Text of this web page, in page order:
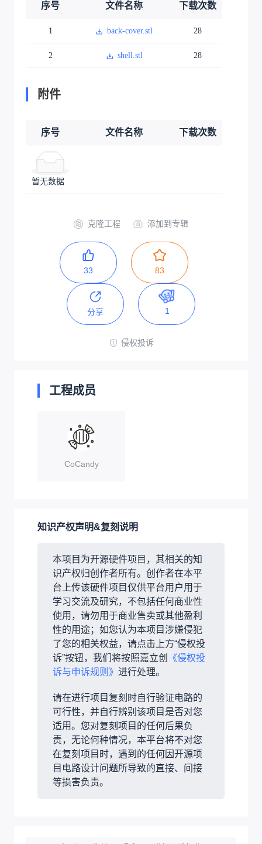
序号 文件名称 下载次数
1 back-cover.stl 28
2 shell.stl 28
附件
序号 文件名称 下载次数
暂无数据
克隆工程 添加到专辑
33 83
分享 1
侵权投诉
工程成员
CoCandy
知识产权声明&复刻说明
本项目为开源硬件项目，其相关的知
识产权归创作者所有。创作者在本平
台上传该硬件项目仅供平台用户用于
学习交流及研究，不包括任何商业性
使用，请勿用于商业售卖或其他盈利
性的用途；如您认为本项目涉嫌侵犯
了您的相关权益，请点击上方“侵权投
诉”按钮，我们将按照嘉立创
《侵权投
诉与申诉规则》 进行处理。
请在进行项目复刻时自行验证电路的
可行性，并自行辨别该项目是否对您
适用。您对复刻项目的任何后果负
责，无论何种情况，本平台将不对您
在复刻项目时，遇到的任何因开源项
目电路设计问题所导致的直接、间接
等损害负责。